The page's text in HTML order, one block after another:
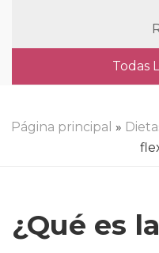
Todas
Página principal »
¿Qué es